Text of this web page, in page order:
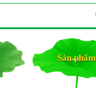
Sản phẩm